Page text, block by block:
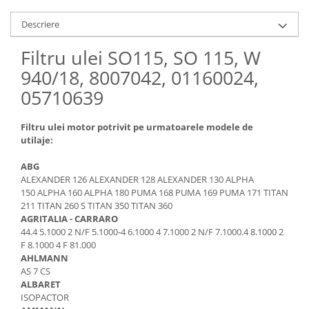
Placute de frana
Pompa de frana - cilindru de frana
Frana utilaje
Supapa franare
Kit reparatii
Rezervor lichid de frana
Lichid de frana
Antigel frane
Piese fara categorie
Sepci
Garnituri utilaje
Siguranta
Abtibilduri - Etichete
Girofar
Piese electrice
Piese Lamborghini
Piese Same
Piese Renault
Piese Hurlimann
Piese Zetor
Piese Weidemann
Piese Ausa
Piese Sennebogen
Piese Still
Piese Timberjack
Piese Valmet Valtra
Piese Vogele
Piese Yuchai
Piese Zeppelin
Descriere
Filtru ulei SO115, SO 115, W
940/18, 8007042, 01160024,
05710639
Filtru ulei motor potrivit pe urmatoarele modele de
utilaje:
ABG
ALEXANDER 126 ALEXANDER 128 ALEXANDER 130 ALPHA
150 ALPHA 160 ALPHA 180 PUMA 168 PUMA 169 PUMA 171 TITAN
211 TITAN 260 S TITAN 350 TITAN 360
AGRITALIA - CARRARO
44.4 5.1000 2 N/F 5.1000-4 6.1000 4 7.1000 2 N/F 7.1000.4 8.1000 2
F 8.1000 4 F 81.000
AHLMANN
AS 7 CS
ALBARET
ISOPACTOR